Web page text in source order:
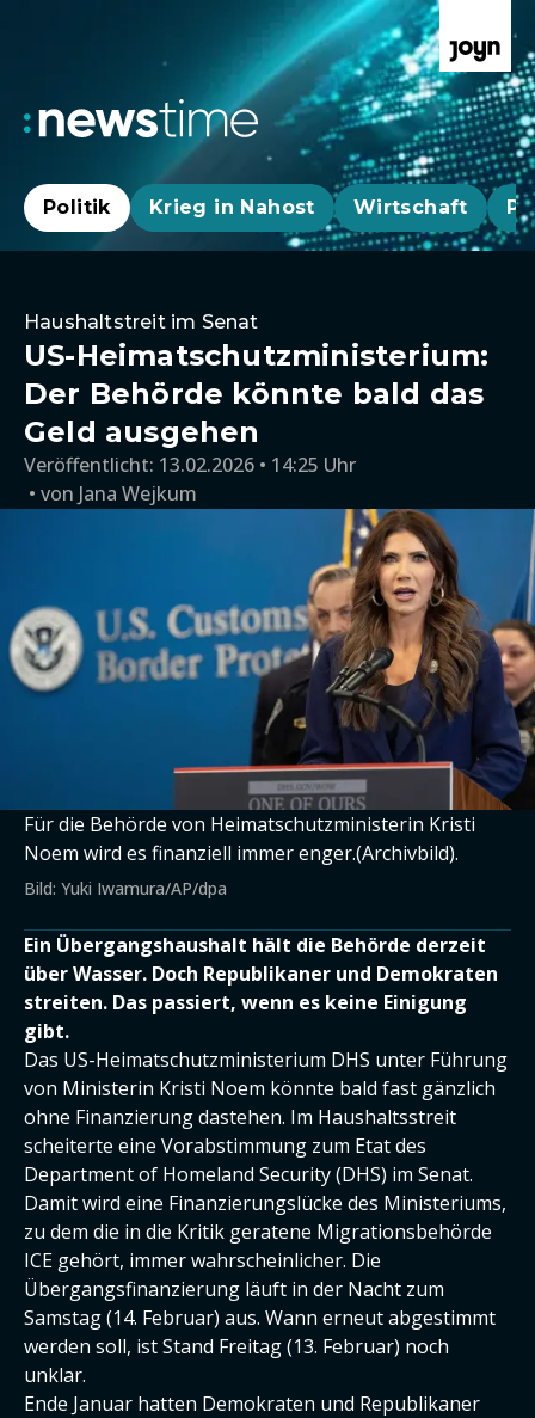
Politik Krieg in Nahost Wirtschaft
Haushaltstreit im Senat
US-Heimatschutzministerium:
Der Behörde könnte bald das
Geld ausgehen
Veröffentlicht: 13.02.2026 • 14:25 Uhr
von Jana Wejkum
Für die Behörde von Heimatschutzministerin Kristi
Noem wird es finanziell immer enger.(Archivbild).
Bild: Yuki Iwamura/AP/dpa
Ein Übergangshaushalt hält die Behörde derzeit
über Wasser. Doch Republikaner und Demokraten
streiten. Das passiert, wenn es keine Einigung
gibt.
Das US-Heimatschutzministerium DHS unter Führung
von Ministerin Kristi Noem könnte bald fast gänzlich
ohne Finanzierung dastehen. Im Haushaltsstreit
scheiterte eine Vorabstimmung zum Etat des
Department of Homeland Security (DHS) im Senat.
Damit wird eine Finanzierungslücke des Ministeriums,
zu dem die in die Kritik geratene Migrationsbehörde
ICE gehört, immer wahrscheinlicher. Die
Übergangsfinanzierung läuft in der Nacht zum
Samstag (14. Februar) aus. Wann erneut abgestimmt
werden soll, ist Stand Freitag (13. Februar) noch
unklar.
Ende Januar hatten Demokraten und Republikaner